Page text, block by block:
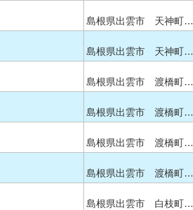
島根県出雲市 天神町…
島根県出雲市 天神町…
島根県出雲市 渡橋町…
島根県出雲市 渡橋町…
島根県出雲市 渡橋町…
島根県出雲市 渡橋町…
島根県出雲市 白枝町…